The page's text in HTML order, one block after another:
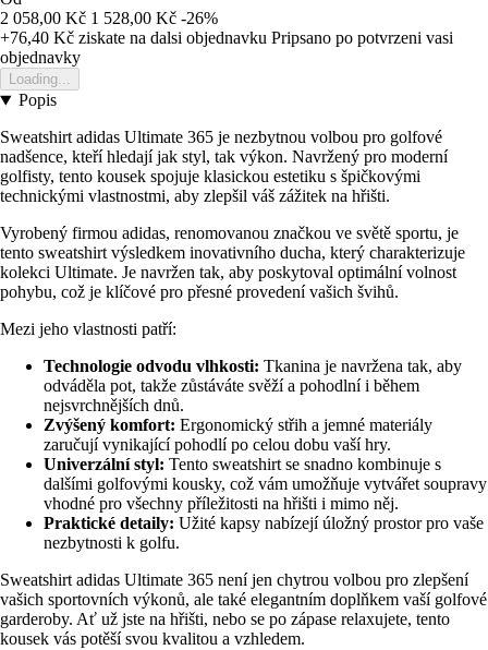
2 058,00 Kč 1 528,00 Kč -26%
+76,40 Kč ziskate na dalsi objednavku Pripsano po potvrzeni vasi
objednavky
Loading...
Popis
Sweatshirt adidas Ultimate 365 je nezbytnou volbou pro golfové
nadšence, kteří hledají jak styl, tak výkon. Navržený pro moderní
golfisty, tento kousek spojuje klasickou estetiku s špičkovými
technickými vlastnostmi, aby zlepšil váš zážitek na hřišti.
Vyrobený firmou adidas, renomovanou značkou ve světě sportu, je
tento sweatshirt výsledkem inovativního ducha, který charakterizuje
kolekci Ultimate. Je navržen tak, aby poskytoval optimální volnost
pohybu, což je klíčové pro přesné provedení vašich švihů.
Mezi jeho vlastnosti patří:
Technologie odvodu vlhkosti: Tkanina je navržena tak, aby
odváděla pot, takže zůstáváte svěží a pohodlní i během
nejsvrchnějších dnů.
Zvýšený komfort: Ergonomický střih a jemné materiály
zaručují vynikající pohodlí po celou dobu vaší hry.
Univerzální styl: Tento sweatshirt se snadno kombinuje s
dalšími golfovými kousky, což vám umožňuje vytvářet soupravy
vhodné pro všechny příležitosti na hřišti i mimo něj.
Praktické detaily: Užité kapsy nabízejí úložný prostor pro vaše
nezbytnosti k golfu.
Sweatshirt adidas Ultimate 365 není jen chytrou volbou pro zlepšení
vašich sportovních výkonů, ale také elegantním doplňkem vaší golfové
garderoby. Ať už jste na hřišti, nebo se po zápase relaxujete, tento
kousek vás potěší svou kvalitou a vzhledem.